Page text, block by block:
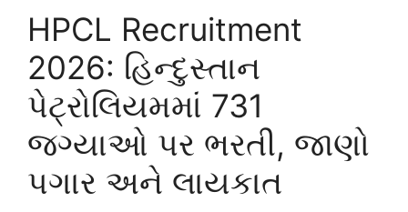
HPCL Recruitment
2026: હિન્દુસ્તાન
પેટ્રોલિયમમાં 731
જગ્યાઓ પર ભરતી, જાણો
પગાર અને લાયકાત